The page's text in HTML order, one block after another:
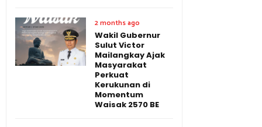
2 months ago
Wakil Gubernur
Sulut Victor
Mailangkay Ajak
Masyarakat
Perkuat
Kerukunan di
Momentum
Waisak 2570 BE